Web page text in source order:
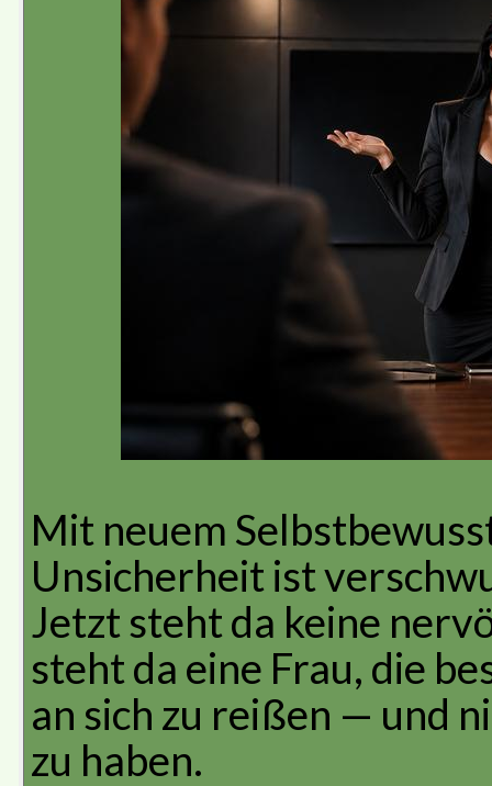
Mit neuem
Unsicherheit ist
Jetzt steht da keine
steht da eine Frau, die
an sich zu reißen — und
zu haben.